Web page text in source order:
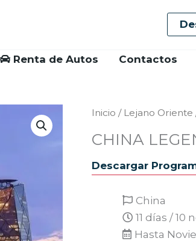
Renta de Autos Contactos
Inicio / Lejano Oriente
CHINA
Descargar
China
11 días / 10
Hasta